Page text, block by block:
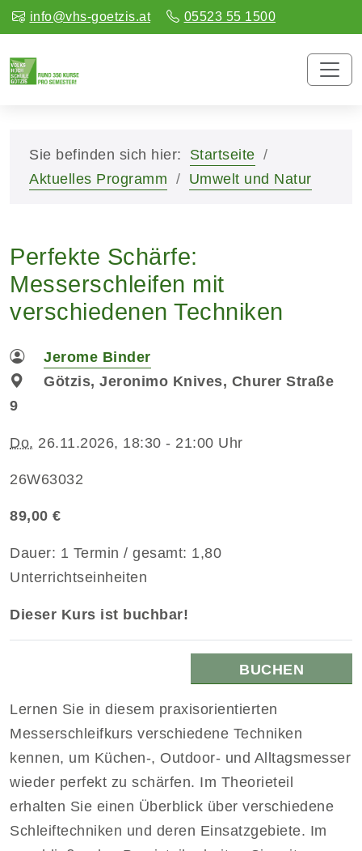
info@vhs-goetzis.at 05523 55 1500
Sie befinden sich hier:
Startseite
Aktuelles Programm
Umwelt und Natur
Perfekte Schärfe:
Messerschleifen mit
verschiedenen Techniken
Jerome Binder
Götzis, Jeronimo Knives, Churer Straße
9
Do. 26.11.2026, 18:30 - 21:00 Uhr
26W63032
89,00 €
Dauer: 1 Termin / gesamt: 1,80
Unterrichtseinheiten
Dieser Kurs ist buchbar!
BUCHEN
Lernen Sie in diesem praxisorientierten
Messerschleifkurs verschiedene Techniken
kennen, um Küchen-, Outdoor- und Alltagsmesser
wieder perfekt zu schärfen. Im Theorieteil
erhalten Sie einen Überblick über verschiedene
Schleiftechniken und deren Einsatzgebiete. Im